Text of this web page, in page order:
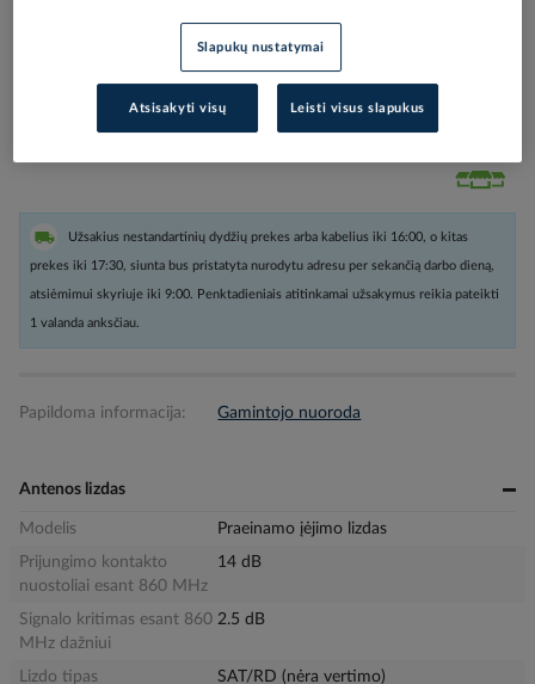
Prisijunkite, norėdami pamatyti kainas
Įtraukti į palyginimą
Užsakius nestandartinių dydžių prekes arba kabelius iki 16:00, o kitas
prekes iki 17:30, siunta bus pristatyta nurodytu adresu per sekančią darbo dieną,
atsiėmimui skyriuje iki 9:00. Penktadieniais atitinkamai užsakymus reikia pateikti
1 valanda anksčiau.
Papildoma informacija: Gamintojo nuoroda
Antenos lizdas
Modelis
Praeinamo įėjimo lizdas
Prijungimo kontakto
nuostoliai esant 860 MHz
14 dB
Signalo kritimas esant 860
MHz dažniui
2.5 dB
Lizdo tipas
SAT/RD (nėra vertimo)
Slapukų nustatymai
Atsisakyti visų Leisti visus slapukus